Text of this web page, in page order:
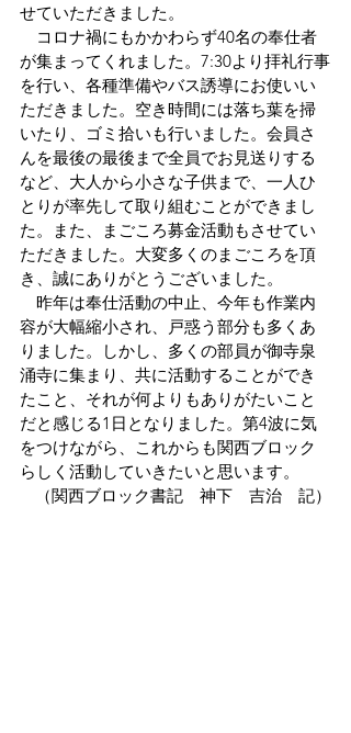
せていただきました。
コロナ禍にもかかわらず40名の奉仕者
が集まってくれました。7:30より拝礼行事
を行い、各種準備やバス誘導にお使いい
ただきました。空き時間には落ち葉を掃
いたり、ゴミ拾いも行いました。会員さ
んを最後の最後まで全員でお見送りする
など、大人から小さな子供まで、一人ひ
とりが率先して取り組むことができまし
た。また、まごころ募金活動もさせてい
ただきました。大変多くのまごころを頂
き、誠にありがとうございました。
昨年は奉仕活動の中止、今年も作業内
容が大幅縮小され、戸惑う部分も多くあ
りました。しかし、多くの部員が御寺泉
涌寺に集まり、共に活動することができ
たこと、それが何よりもありがたいこと
だと感じる1日となりました。第4波に気
をつけながら、これからも関西ブロック
らしく活動していきたいと思います。
（関西ブロック書記　神下　吉治　記）